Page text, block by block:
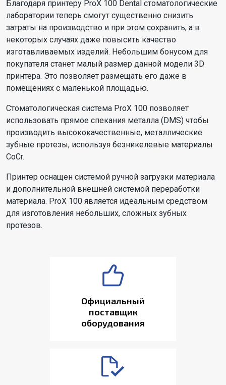
Благодаря принтеру ProX 100 Dental стоматологические
лаборатории теперь смогут существенно снизить
затраты на производство и при этом сохранить, а в
некоторых случаях даже повысить качество
изготавливаемых изделий. Небольшим бонусом для
покупателя станет малый размер данной модели 3D
принтера. Это позволяет размещать его даже в
помещениях с маленькой площадью.
Стоматологическая система ProX 100 позволяет
использовать прямое спекания металла (DMS) чтобы
производить высококачественные, металлические
зубные протезы, используя безникелевые материалы
CoCr.
Принтер оснащен системой ручной загрузки материала
и дополнительной внешней системой переработки
материала. ProX 100 является идеальным средством
для изготовления небольших, сложных зубных
протезов.
Официальный
поставщик
оборудования